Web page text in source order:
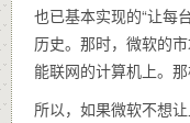
也已基本实现的“让每
历史。那时，微软的
能联网的计算机上。
所以，如果微软不想